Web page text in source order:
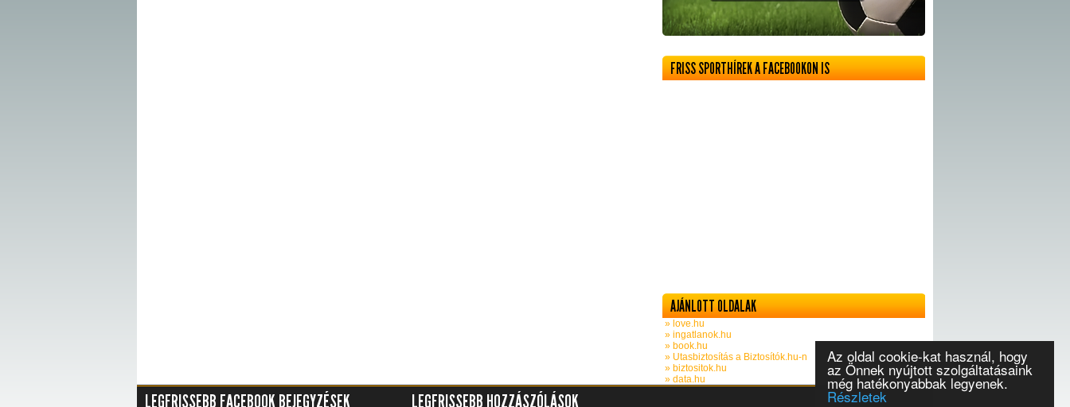
Az oldal cookie-kat használ, hogy
az Önnek nyújtott szolgáltatásaink
még hatékonyabbak legyenek.
Részletek
FRISS SPORTHÍREK A FACEBOOKON IS
AJÁNLOTT OLDALAK
» love.hu
» ingatlanok.hu
» book.hu
» Utasbiztosítás a Biztosítók.hu-n
» biztositok.hu
» data.hu
LEGFRISSEBB FACEBOOK BEJEGYZÉSEK LEGFRISSEBB HOZZÁSZÓLÁSOK